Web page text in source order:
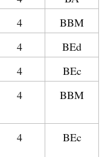
4
BBM
4
BEd
4
BEc
4 BBM
4 BEc